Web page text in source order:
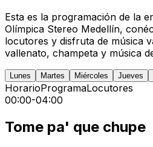
Esta es la programación de la
Olímpica Stereo Medellín,
locutores y disfruta de música
vallenato, champeta y música
Lunes Martes Miércoles Jueves
HorarioProgramaLocutores
00:00-04:00
Tome pa' que chupe